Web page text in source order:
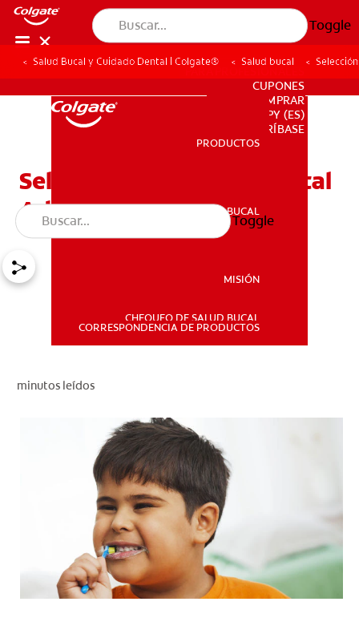
Toggle
PRODUCTOS
SALUD BUCAL
PARA PROFESIONALES
PY (ES)
PARA PROFESIONALES
CUPONES
DONDE COMPRAR
PY (ES)
SUSCRÍBASE
PRODUCTOS
SALUD BUCAL
MISIÓN
CHEQUEO DE SALUD BUCAL
CORRESPONDENCIA DE PRODUCTOS
Toggle
Salud Bucal y Cuidado Dental | Colgate® Salud bucal
Selección Del Cepillo Dental
Adecuado
minutos leídos